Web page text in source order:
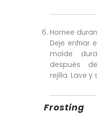
Hornee
Deje enfriar
molde
después
rejilla. Lave y
Frosting